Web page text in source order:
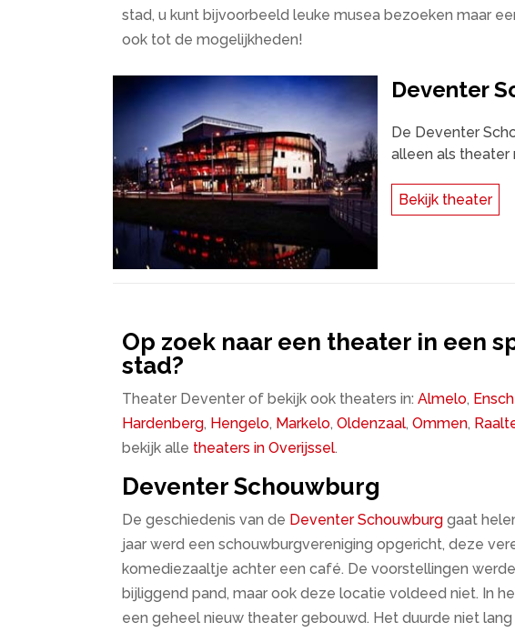
stad, u kunt bijvoorbeeld leuke musea bezoeken maar
ook tot de mogelijkheden!
Deventer
De Deventer
alleen als theater
Bekijk theater
Op zoek naar een theater in een
stad?
Theater Deventer of bekijk ook theaters in:Almelo,
Hardenberg, Hengelo, Markelo,Oldenzaal,Ommen,
bekijk alle theaters in Overijssel.
Deventer Schouwburg
De geschiedenis van de Deventer Schouwburg gaat
jaar werd een schouwburgvereniging opgericht, deze
komediezaaltje achter een café. De voorstellingen
bijliggend pand, maar ook deze locatie voldeed niet. In
een geheel nieuw theater gebouwd. Het duurde niet